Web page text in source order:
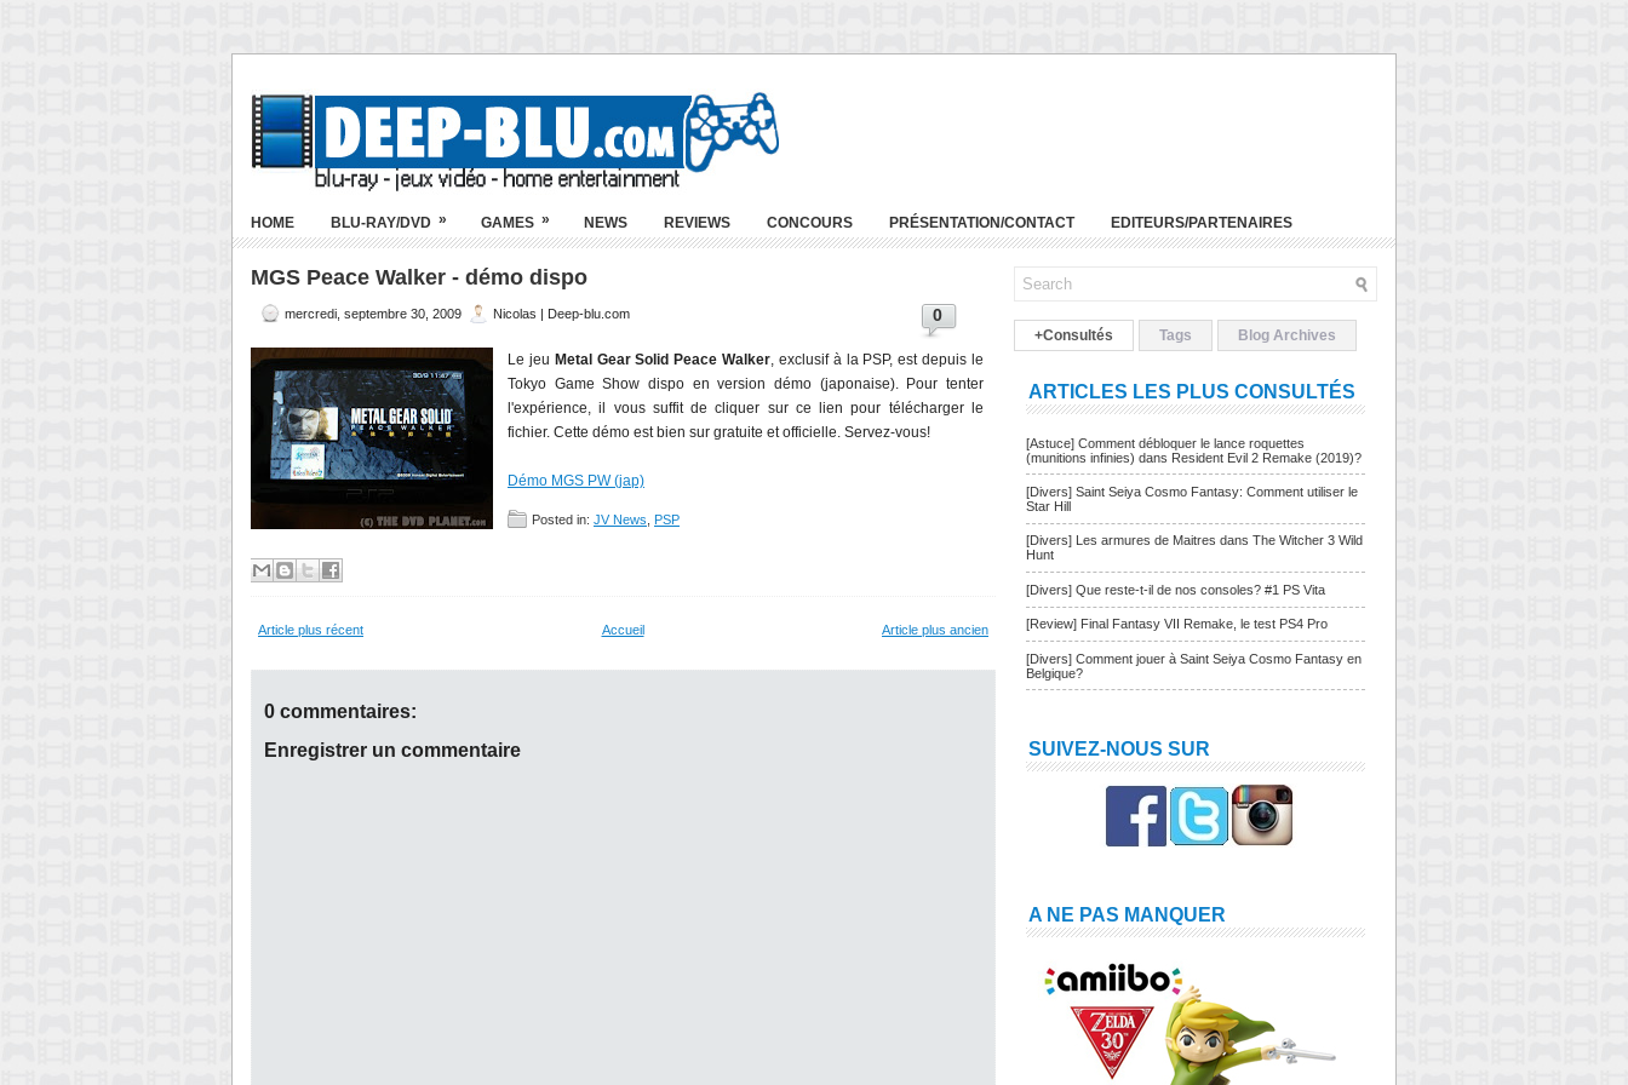
HOME BLU-RAY/DVD » GAMES » NEWS REVIEWS CONCOURS PRÉSENTATION/CONTACT EDITEURS/PARTENAIRES
MGS Peace Walker - démo dispo
mercredi, septembre 30, 2009 Nicolas | Deep-blu.com 0
Le jeu Metal Gear Solid Peace Walker, exclusif à la PSP, est depuis le
Tokyo Game Show dispo en version démo (japonaise). Pour tenter
l'expérience, il vous suffit de cliquer sur ce lien pour télécharger le
fichier. Cette démo est bien sur gratuite et officielle. Servez-vous!
Démo MGS PW (jap)
Posted in: JV News PSP
Article plus récent Article plus ancien
Accueil
0 commentaires:
Enregistrer un commentaire
+Consultés Tags Blog Archives
ARTICLES LES PLUS CONSULTÉS
[Astuce] Comment débloquer le lance roquettes
(munitions infinies) dans Resident Evil 2 Remake (2019)?
[Divers] Saint Seiya Cosmo Fantasy: Comment utiliser le
Star Hill
[Divers] Les armures de Maitres dans The Witcher 3 Wild
Hunt
[Divers] Que reste-t-il de nos consoles? #1 PS Vita
[Review] Final Fantasy VII Remake, le test PS4 Pro
[Divers] Comment jouer à Saint Seiya Cosmo Fantasy en
Belgique?
SUIVEZ-NOUS SUR
A NE PAS MANQUER